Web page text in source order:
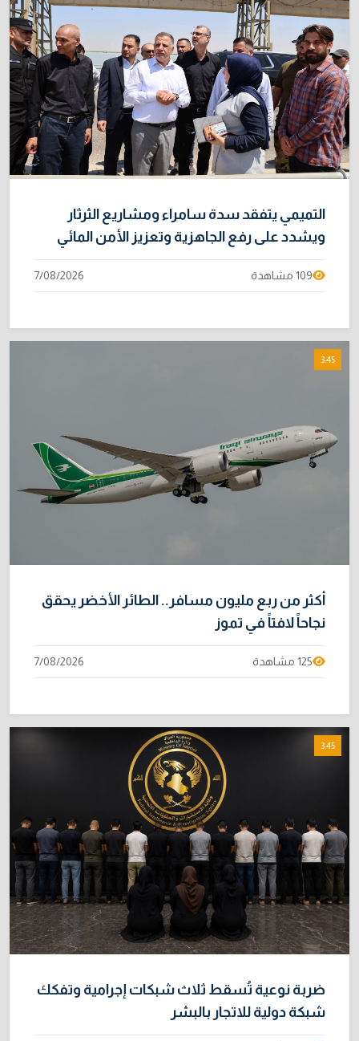
التميمي يتفقد سدة سامراء ومشاريع الثرثار
ويشدد على رفع الجاهزية وتعزيز الأمن المائي
109 مشاهدة 7/08/2026
3:45
أكثر من ربع مليون مسافر.. الطائر الأخضر يحقق
نجاحاً لافتاً في تموز
125 مشاهدة 7/08/2026
3:45
ضربة نوعية تُسقط ثلاث شبكات إجرامية وتفكك
شبكة دولية للاتجار بالبشر